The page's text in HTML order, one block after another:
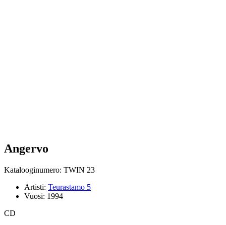
Angervo
Katalooginumero: TWIN 23
Artisti: Teurastamo 5
Vuosi: 1994
CD